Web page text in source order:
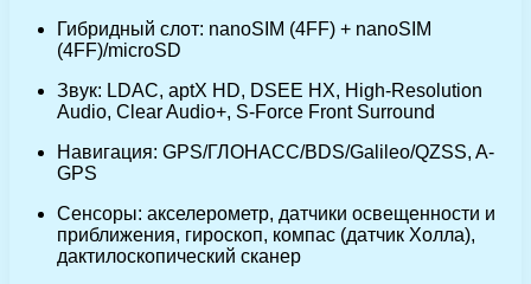
Гибридный слот: nanoSIM (4FF) + nanoSIM
(4FF)/microSD
Звук: LDAC, aptX HD, DSEE HX, High-Resolution
Audio, Clear Audio+, S-Force Front Surround
Навигация: GPS/ГЛОНАСС/BDS/Galileo/QZSS, A-
GPS
Сенсоры: акселерометр, датчики освещенности и
приближения, гироскоп, компас (датчик Холла),
дактилоскопический сканер